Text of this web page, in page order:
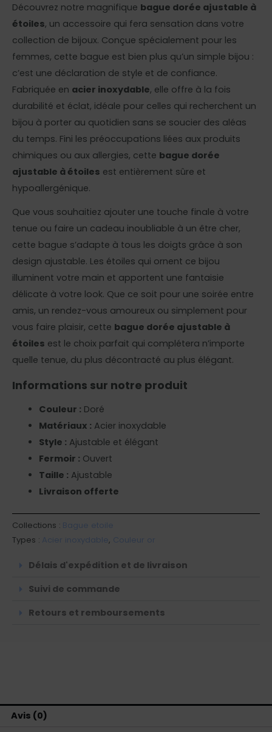
Découvrez notre magnifique bague dorée ajustable à
étoiles, un accessoire qui fera sensation dans votre
collection de bijoux. Conçue spécialement pour les
femmes, cette bague est bien plus qu’un simple bijou :
c’est une déclaration de style et de confiance.
Fabriquée en acier inoxydable, elle offre à la fois
durabilité et éclat, idéale pour celles qui recherchent un
bijou à porter au quotidien sans se soucier des aléas
du temps. Fini les préoccupations liées aux produits
chimiques ou aux allergies, cette bague dorée
ajustable à étoiles est entièrement sûre et
hypoallergénique.
Que vous souhaitiez ajouter une touche finale à votre
tenue ou faire un cadeau inoubliable à un être cher,
cette bague s’adapte à tous les doigts grâce à son
design ajustable. Les étoiles qui ornent ce bijou
illuminent votre main et apportent une fantaisie
délicate à votre look. Que ce soit pour une soirée entre
amis, un rendez-vous amoureux ou simplement pour
vous faire plaisir, cette bague dorée ajustable à
étoiles est le choix parfait qui complétera n’importe
quelle tenue, du plus décontracté au plus élégant.
Informations sur notre produit
Couleur : Doré
Matériaux : Acier inoxydable
Style : Ajustable et élégant
Fermoir : Ouvert
Taille : Ajustable
Livraison offerte
Collections : Bague etoile
Types : Acier inoxydable, Couleur or
Délais d'expédition et de livraison
Suivi de commande
Retours et remboursements
Avis (0)